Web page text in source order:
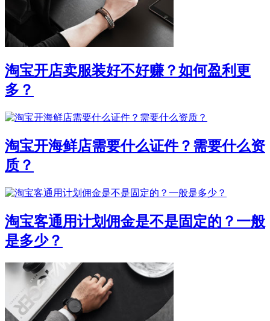
淘宝开店卖服装好不好赚？如何盈利更
多？
淘宝开海鲜店需要什么证件？需要什么资
质？
淘宝客通用计划佣金是不是固定的？一般
是多少？